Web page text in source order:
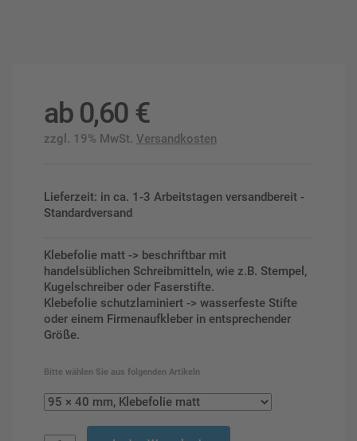
ab 0,60 €
zzgl. 19% MwSt. Versandkosten
Lieferzeit: in ca. 1-3 Arbeitstagen versandbereit -
Standardversand
Klebefolie matt -> beschriftbar mit
handelsüblichen Schreibmitteln, wie z.B. Stempel,
Kugelschreiber oder Faserstifte.
Klebefolie schutzlaminiert -> wasserfeste Stifte
oder einem Firmenaufkleber in entsprechender
Größe.
Bitte wählen Sie aus folgenden Artikeln